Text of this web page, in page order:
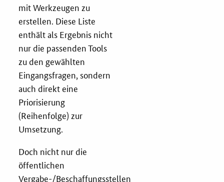
Aktuelle Veranstaltungen
mit Werkzeugen zu
erstellen. Diese Liste
enthält als Ergebnis nicht
nur die passenden Tools
zu den gewählten
Eingangsfragen, sondern
auch direkt eine
Priorisierung
(Reihenfolge) zur
Umsetzung.
Doch nicht nur die
öffentlichen
Vergabe-/Beschaffungsstellen